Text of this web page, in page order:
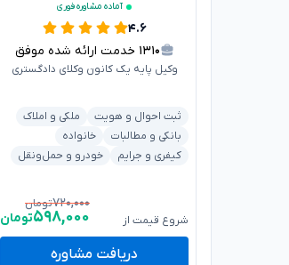
آماده مشاوره فوری
۴.۶
۱۳۱۰ خدمت ارائه شده موفق
وکیل پایه یک کانون وکلای دادگستری
ثبت احوال و هویت
ملکی و املاک
بانکی و مطالبات
خانواده
کیفری و جرایم
خودرو و حمل‌ونقل
شروع قیمت از
۷۲۰,۰۰۰تومان
۵۹۸,۰۰۰تومان
دریافت مشاوره